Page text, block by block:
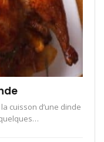
cuisson d’une dinde